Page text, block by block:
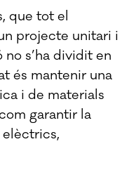
que tot el
projecte unitari i
s’ha dividit en
és mantenir una
i de materials
garantir la